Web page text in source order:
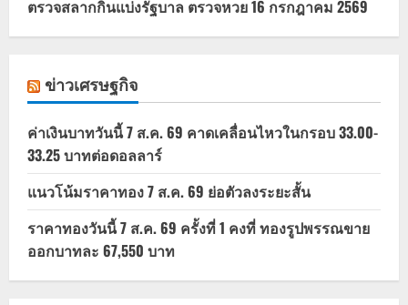
ตรวจสลากกินแบ่งรัฐบาล ตรวจหวย 16 กรกฎาคม 2569
ข่าวเศรษฐกิจ
ค่าเงินบาทวันนี้ 7 ส.ค. 69 คาดเคลื่อนไหวในกรอบ 33.00-
33.25 บาทต่อดอลลาร์
แนวโน้มราคาทอง 7 ส.ค. 69 ย่อตัวลงระยะสั้น
ราคาทองวันนี้ 7 ส.ค. 69 ครั้งที่ 1 คงที่ ทองรูปพรรณขาย
ออกบาทละ 67,550 บาท